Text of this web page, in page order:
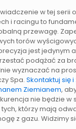
w tej serii
i racingu to
przewagę.
torów
jest jedynym
podążać za
wyznaczać na
Spa.Skontaktuj się
Ziemianem,
nie będzie w
tych, którzy mają
z gazu. Widzimy